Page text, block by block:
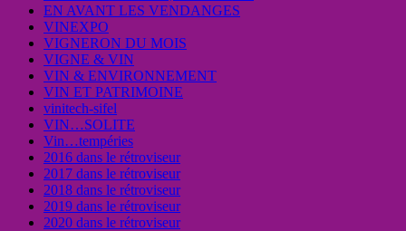
EN AVANT LES VENDANGES
VINEXPO
VIGNERON DU MOIS
VIGNE & VIN
VIN & ENVIRONNEMENT
VIN ET PATRIMOINE
vinitech-sifel
VIN…SOLITE
Vin…tempéries
2016 dans le rétroviseur
2017 dans le rétroviseur
2018 dans le rétroviseur
2019 dans le rétroviseur
2020 dans le rétroviseur